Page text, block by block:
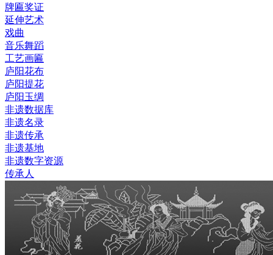
牌匾奖证
延伸艺术
戏曲
音乐舞蹈
工艺画匾
庐阳花布
庐阳提花
庐阳玉绸
非遗数据库
非遗名录
非遗传承
非遗基地
非遗数字资源
传承人